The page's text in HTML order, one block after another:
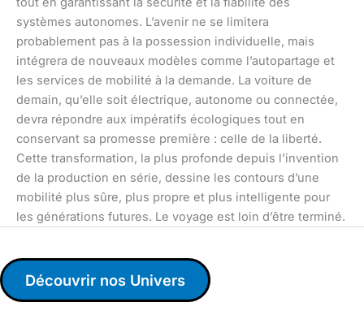
systèmes autonomes. L’avenir ne se limitera
probablement pas à la possession individuelle, mais
intégrera de nouveaux modèles comme l’autopartage et
les services de mobilité à la demande. La voiture de
demain, qu’elle soit électrique, autonome ou connectée,
devra répondre aux impératifs écologiques tout en
conservant sa promesse première : celle de la liberté.
Cette transformation, la plus profonde depuis l’invention
de la production en série, dessine les contours d’une
mobilité plus sûre, plus propre et plus intelligente pour
les générations futures. Le voyage est loin d’être terminé.
Découvrir nos Univers